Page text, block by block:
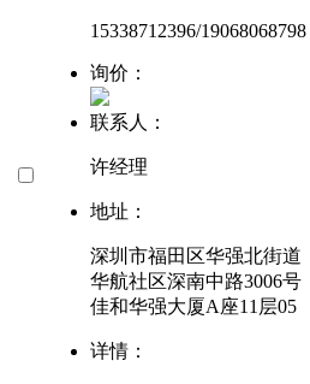
15338712396/19068068798
询价：
联系人：
许经理
地址：
深圳市福田区华强北街道
华航社区深南中路3006号
佳和华强大厦A座11层05
详情：